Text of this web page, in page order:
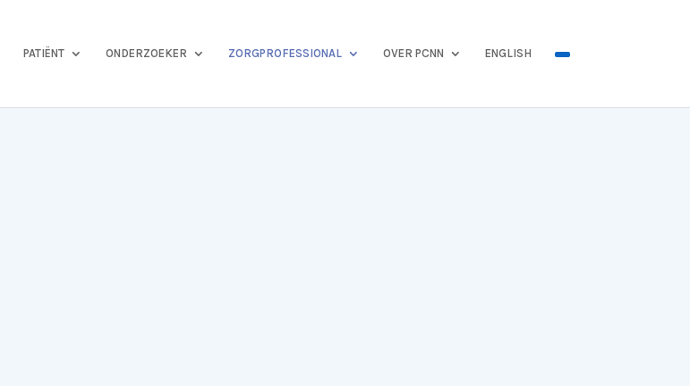
PATIËNT ONDERZOEKER ZORGPROFESSIONAL OVER PCNN ENGLISH